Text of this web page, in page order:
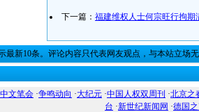
下一篇： 福建维权人士何宗旺行拘期
示最新10条。评论内容只代表网友观点，与本站立场
文笔会 ·争鸣动向 ·大纪元 ·中国人权双周刊 ·北京之
台 ·新世纪新闻网 ·德国